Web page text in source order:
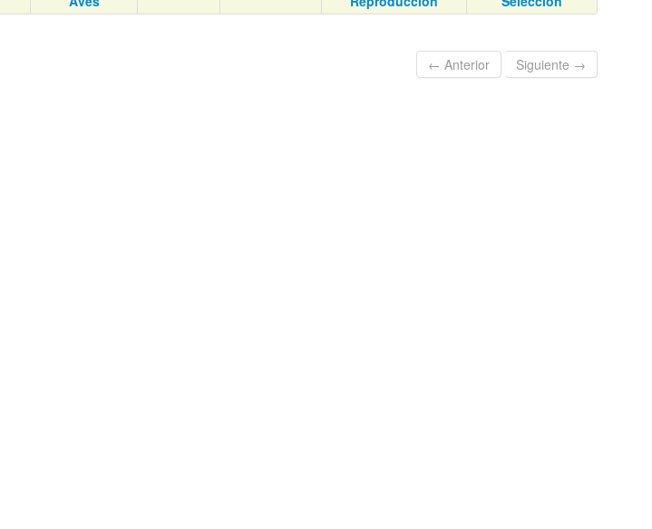
← Anterior
Siguiente →